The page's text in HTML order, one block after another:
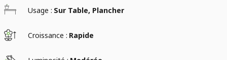
Usage : Sur Table, Plancher
Croissance : Rapide